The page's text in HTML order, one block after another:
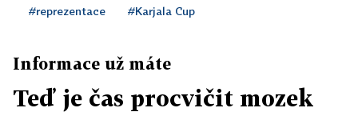
#reprezentace #Karjala Cup
Informace už máte
Teď je čas procvičit mozek